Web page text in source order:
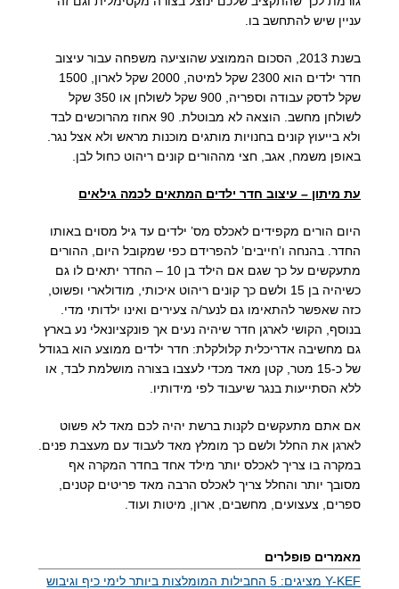
עניין שיש להתחשב בו.
בשנת 2013, הסכום הממוצע שהוציעה משפחה עבור עיצוב
חדר ילדים הוא 2300 שקל למיטה, 2000 שקל לארון, 1500
שקל לדסק עבודה וספריה, 900 שקל לשולחן או 350 שקל
לשולחן מחשב. הוצאה לא מבוטלת. 90 אחוז מהרוכשים לבד
ולא בייעוץ קונים בחנויות מותגים מוכנות מראש ולא אצל נגר.
באופן משמח, אגב, חצי מההורים קונים ריהוט כחול לבן.
עת מיתון – עיצוב חדר ילדים המתאים לכמה גילאים
היום הורים מקפידים לאכלס מס’ ילדים עד גיל מסוים באותו
החדר. בהנחה ו’חייבים’ להפרידם כפי שמקובל היום, ההורים
מתעקשים על כך שגם אם הילד בן 10 – החדר יתאים לו גם
כשיהיה בן 15 ולשם כך קונים ריהוט איכותי, מודולארי ופשוט,
כזה שאפשר להתאימו גם לנער/ה צעירים ואינו ילדותי מדי.
בנוסף, הקושי לארגן חדר שיהיה נעים אך פונקציונאלי נע בארץ
גם מחשיבה אדריכלית קלולקלת: חדר ילדים ממוצע הוא בגודל
של כ-15 מטר, קטן מאד מכדי לעצבו בצורה מושלמת לבד, או
ללא הסתייעות בנגר שיעבוד לפי מידותיו.
אם אתם מתעקשים לקנות ברשת יהיה לכם מאד לא פשוט
לארגן את החלל ולשם כך מומלץ מאד לעבוד עם מעצבת פנים.
במקרה בו צריך לאכלס יותר מילד אחד בחדר המקרה אף
מסובך יותר והחלל צריך לאכלס הרבה מאד פריטים קטנים,
ספרים, צעצועים, מחשבים, ארון, מיטות ועוד.
מאמרים פופלרים
Y-KEF מציגים: 5 החבילות המומלצות ביותר לימי כיף וגיבוש